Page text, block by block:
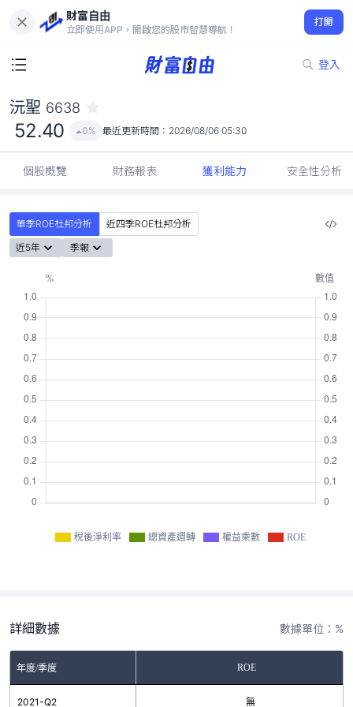
財富自由
立即使用APP，開啟您的股市智慧導航！
打開
登入
52.40
0%
沅聖 6638
52.40 0% 最近更新時間： 2026/08/06 05:30
個股概覽 財務報表 獲利能力 安全性分析
單季ROE杜邦分析
近四季ROE杜邦分析
近5年
季報
稅後淨利率 總資產週轉 權益乘數 ROE
詳細數據 數據單位：%
年度/季度 ROE
2021-Q2 無